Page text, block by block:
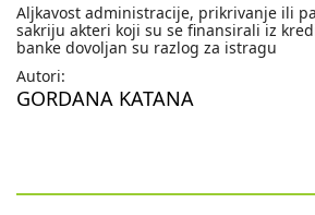
Aljkavost administracije, prikrivanje ili
sakriju akteri koji su se finansirali iz
banke dovoljan su razlog za istragu
Autori:
GORDANA KATANA